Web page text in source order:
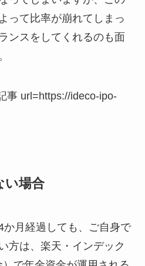
って比率が崩れてしまっ
ンスをしてくれるのも面
事 url=https://ideco-ipo-
い場合
月経過しても、ご自身で
方は、楽天・インデック